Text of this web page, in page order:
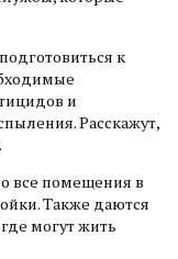
к
и
Расскажут,
все помещения в
Также даются
могут жить